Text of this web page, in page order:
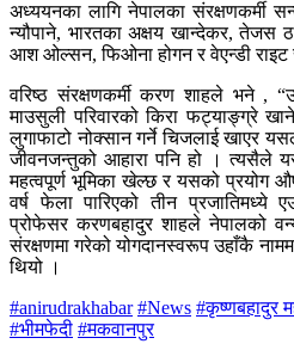
अध्ययनका लागि नेपालका संरक्षणकर्मी
न्यौपाने, भारतका अक्षय खान्देकर, तेजस
आश ओल्सन, फिओना होगन र वेएन्डी राइट
वरिष्ठ संरक्षणकर्मी करण शाहले भने ,
माउसुली परिवारको किरा फट्याङ्ग्रे
लुगाफाटो नोक्सान गर्ने चिजलाई खाएर
जीवनजन्तुको आहारा पनि हो । त्यसैले
महत्वपूर्ण भूमिका खेल्छ र यसको प्रयोग
वर्ष फेला पारिएको तीन प्रजातिमध्ये
प्रोफेसर करणबहादुर शाहले नेपालको
संरक्षणमा गरेको योगदानस्वरूप उहाँकै
थियो ।
#anirudrakhabar #News #कृष्णबहादुर
#भीमफेदी #मकवानपुर